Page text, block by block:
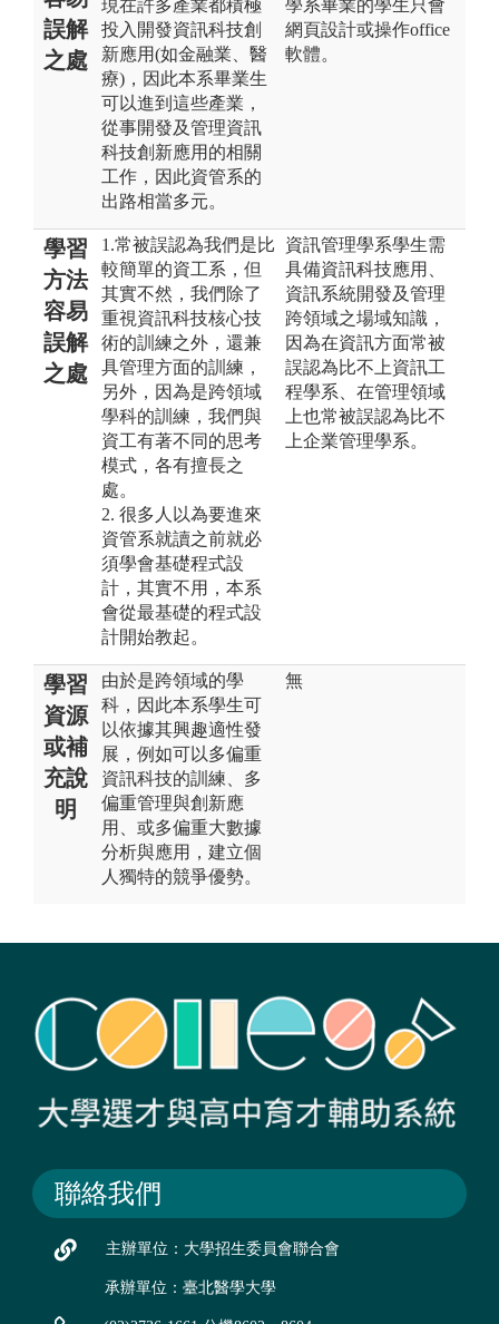
誤解
之處
現在許多產業都積極
投入開發資訊科技創
新應用(如金融業、醫
療)，因此本系畢業生
可以進到這些產業，
從事開發及管理資訊
科技創新應用的相關
工作，因此資管系的
出路相當多元。
學系畢業的學生只會
網頁設計或操作office
軟體。
學習
方法
容易
誤解
之處
1.常被誤認為我們是比
較簡單的資工系，但
其實不然，我們除了
重視資訊科技核心技
術的訓練之外，還兼
具管理方面的訓練，
另外，因為是跨領域
學科的訓練，我們與
資工有著不同的思考
模式，各有擅長之
處。
2. 很多人以為要進來
資管系就讀之前就必
須學會基礎程式設
計，其實不用，本系
會從最基礎的程式設
計開始教起。
資訊管理學系學生需
具備資訊科技應用、
資訊系統開發及管理
跨領域之場域知識，
因為在資訊方面常被
誤認為比不上資訊工
程學系、在管理領域
上也常被誤認為比不
上企業管理學系。
學習
資源
或補
充說
明
由於是跨領域的學
科，因此本系學生可
以依據其興趣適性發
展，例如可以多偏重
資訊科技的訓練、多
偏重管理與創新應
用、或多偏重大數據
分析與應用，建立個
人獨特的競爭優勢。
無
聯絡我們
主辦單位：大學招生委員會聯合會
承辦單位：臺北醫學大學